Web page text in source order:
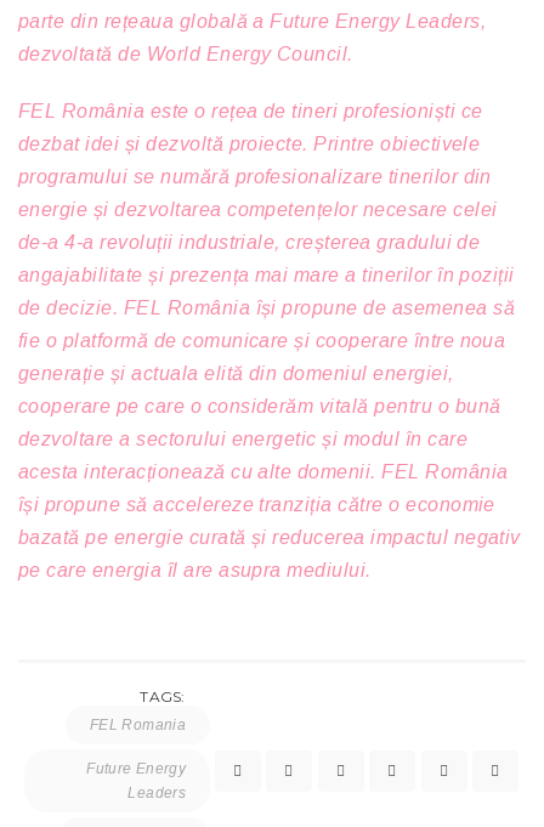
parte din rețeaua globală a Future Energy Leaders,
dezvoltată de World Energy Council.
FEL România este o rețea de tineri profesioniști ce
dezbat idei și dezvoltă proiecte. Printre obiectivele
programului se numără profesionalizare tinerilor din
energie și dezvoltarea competențelor necesare celei
de-a 4-a revoluții industriale, creșterea gradului de
angajabilitate și prezența mai mare a tinerilor în poziții
de decizie. FEL România își propune de asemenea să
fie o platformă de comunicare și cooperare între noua
generație și actuala elită din domeniul energiei,
cooperare pe care o considerăm vitală pentru o bună
dezvoltare a sectorului energetic și modul în care
acesta interacționează cu alte domenii. FEL România
își propune să accelereze tranziția către o economie
bazată pe energie curată și reducerea impactul negativ
pe care energia îl are asupra mediului.
TAGS:
FEL Romania
Future Energy
Leaders